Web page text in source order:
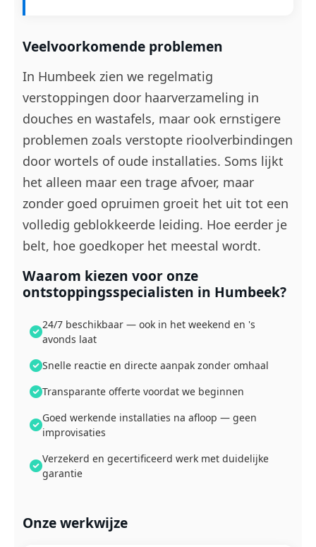
Veelvoorkomende problemen
In Humbeek zien we regelmatig
verstoppingen door haarverzameling in
douches en wastafels, maar ook ernstigere
problemen zoals verstopte rioolverbindingen
door wortels of oude installaties. Soms lijkt
het alleen maar een trage afvoer, maar
zonder goed opruimen groeit het uit tot een
volledig geblokkeerde leiding. Hoe eerder je
belt, hoe goedkoper het meestal wordt.
Waarom kiezen voor onze
ontstoppingsspecialisten in Humbeek?
24/7 beschikbaar — ook in het weekend en 's
avonds laat
Snelle reactie en directe aanpak zonder omhaal
Transparante offerte voordat we beginnen
Goed werkende installaties na afloop — geen
improvisaties
Verzekerd en gecertificeerd werk met duidelijke
garantie
Onze werkwijze